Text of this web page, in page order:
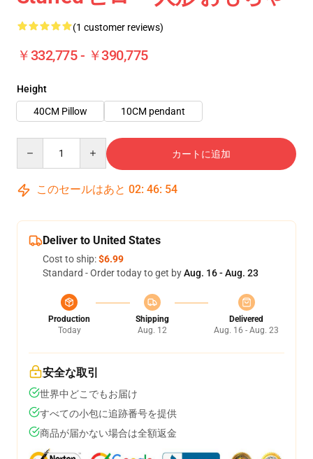
(1 customer reviews)
￥332,775 - ￥390,775
Height
40CM Pillow
10CM pendant
カートに追加
このセールはあと 02: 46: 53
Deliver to United States
Cost to ship:$6.99
Standard - Order today to get byAug. 16 - Aug. 23
Production
Today
Shipping
Aug. 12
Delivered
Aug. 16 - Aug. 23
安全な取引
世界中どこでもお届け
すべての小包に追跡番号を提供
商品が届かない場合は全額返金